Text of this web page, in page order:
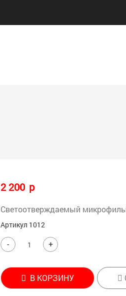
2 200 p
Cветоотверждаемый
Артикул 1012
- +
В КОРЗИНУ